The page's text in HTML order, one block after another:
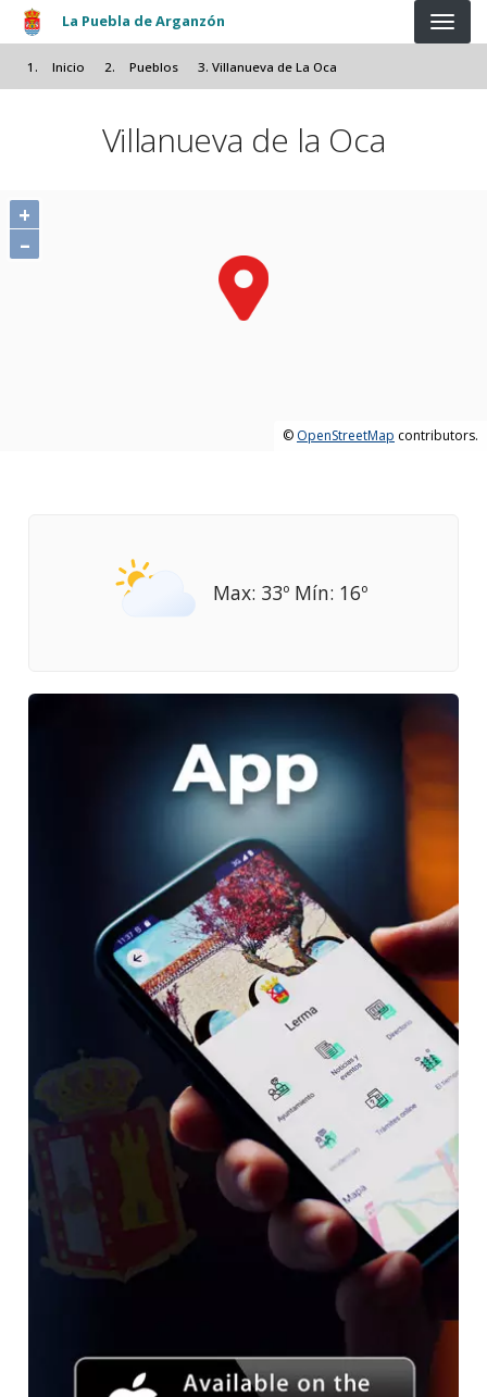
Pasar al contenido principal
La Puebla de Arganzón
Inicio Pueblos Villanueva de La Oca
Villanueva de la Oca
+
–
© OpenStreetMap contributors.
Max: 33º Mín: 16º